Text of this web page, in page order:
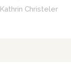
Kathrin Christeler